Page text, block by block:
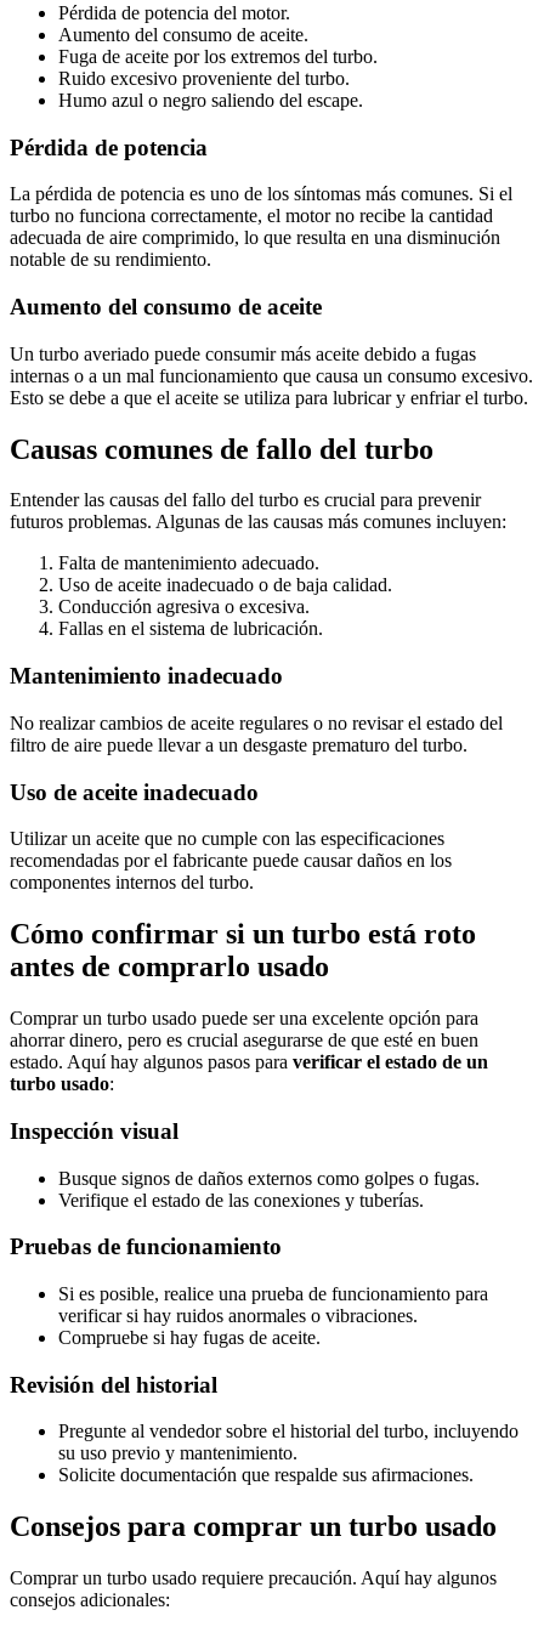
Pérdida de potencia del motor.
Aumento del consumo de aceite.
Fuga de aceite por los extremos del turbo.
Ruido excesivo proveniente del turbo.
Humo azul o negro saliendo del escape.
Pérdida de potencia
La pérdida de potencia es uno de los síntomas más comunes. Si el
turbo no funciona correctamente, el motor no recibe la cantidad
adecuada de aire comprimido, lo que resulta en una disminución
notable de su rendimiento.
Aumento del consumo de aceite
Un turbo averiado puede consumir más aceite debido a fugas
internas o a un mal funcionamiento que causa un consumo excesivo.
Esto se debe a que el aceite se utiliza para lubricar y enfriar el turbo.
Causas comunes de fallo del turbo
Entender las causas del fallo del turbo es crucial para prevenir
futuros problemas. Algunas de las causas más comunes incluyen:
Falta de mantenimiento adecuado.
Uso de aceite inadecuado o de baja calidad.
Conducción agresiva o excesiva.
Fallas en el sistema de lubricación.
Mantenimiento inadecuado
No realizar cambios de aceite regulares o no revisar el estado del
filtro de aire puede llevar a un desgaste prematuro del turbo.
Uso de aceite inadecuado
Utilizar un aceite que no cumple con las especificaciones
recomendadas por el fabricante puede causar daños en los
componentes internos del turbo.
Cómo confirmar si un turbo está roto
antes de comprarlo usado
Comprar un turbo usado puede ser una excelente opción para
ahorrar dinero, pero es crucial asegurarse de que esté en buen
estado. Aquí hay algunos pasos para verificar el estado de un
turbo usado:
Inspección visual
Busque signos de daños externos como golpes o fugas.
Verifique el estado de las conexiones y tuberías.
Pruebas de funcionamiento
Si es posible, realice una prueba de funcionamiento para
verificar si hay ruidos anormales o vibraciones.
Compruebe si hay fugas de aceite.
Revisión del historial
Pregunte al vendedor sobre el historial del turbo, incluyendo
su uso previo y mantenimiento.
Solicite documentación que respalde sus afirmaciones.
Consejos para comprar un turbo usado
Comprar un turbo usado requiere precaución. Aquí hay algunos
consejos adicionales: